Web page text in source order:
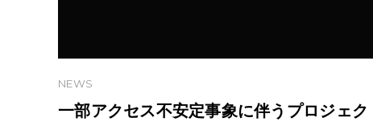
NEWS
一部アクセス不安定事象に伴うプロジェ